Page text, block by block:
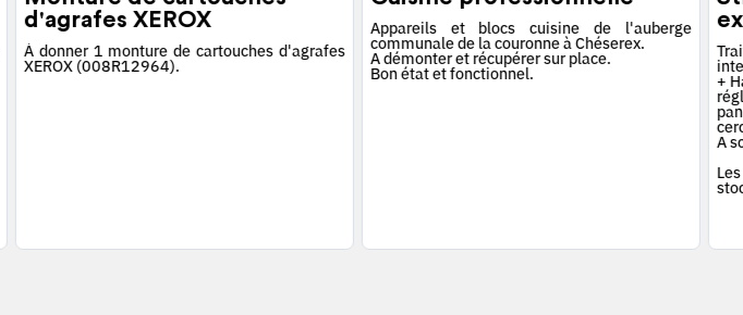
d'agrafes XEROX
À donner 1 monture de cartouches d'agrafes
XEROX (008R12964).
Appareils et blocs cuisine de l'auberge
communale de la couronne à Chéserex.
A démonter et récupérer sur place.
Bon état et fonctionnel. +
A